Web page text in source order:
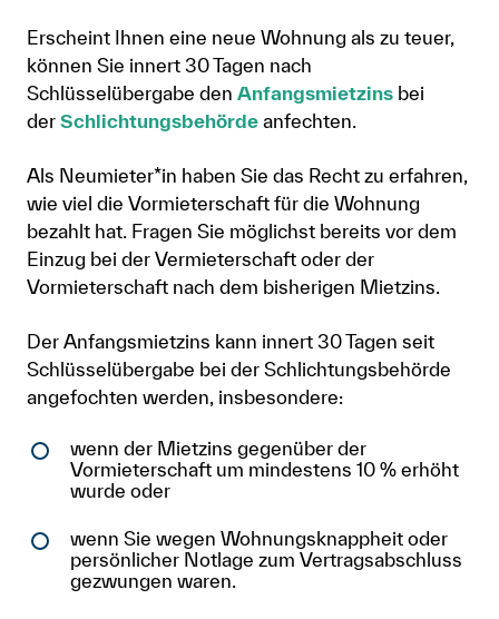
Erscheint Ihnen eine neue Wohnung als zu teuer,
können Sie innert 30 Tagen nach
Schlüsselübergabe den Anfangsmietzins bei
der Schlichtungsbehörde anfechten.
Als Neumieter*in haben Sie das Recht zu erfahren,
wie viel die Vormieterschaft für die Wohnung
bezahlt hat. Fragen Sie möglichst bereits vor dem
Einzug bei der Vermieterschaft oder der
Vormieterschaft nach dem bisherigen Mietzins.
Der Anfangsmietzins kann innert 30 Tagen seit
Schlüsselübergabe bei der Schlichtungsbehörde
angefochten werden, insbesondere:
wenn der Mietzins gegenüber der
Vormieterschaft um mindestens 10 % erhöht
wurde oder
wenn Sie wegen Wohnungsknappheit oder
persönlicher Notlage zum Vertragsabschluss
gezwungen waren.